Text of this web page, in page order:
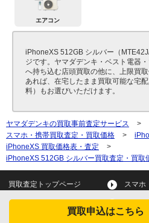
買取申込はこちら
エアコン
iPhoneXS 512GB シルバー（
ジです。ヤマダデンキ・ベスト電器
へ持ち込む店頭買取の他に、上限買
あれば、在宅したまま買取可能な宅
料）もお選びいただけます。
ヤマダデンキの買取事前査定サービス
>
スマホ・携帯買取査定・買取価格
>
iPhoneXS 買取価格表・査定
>
iPhoneXS 512GB シルバー買取査定・買取
買取査定トップページ スマホ
タブレット買取査定